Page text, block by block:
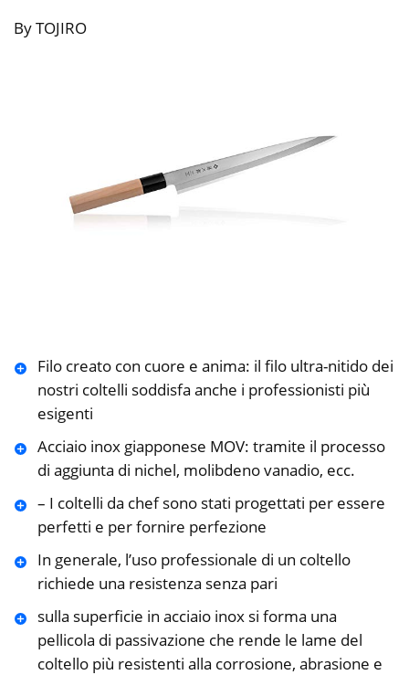
By TOJIRO
Filo creato con cuore e anima: il filo ultra-nitido dei
nostri coltelli soddisfa anche i professionisti più
esigenti
Acciaio inox giapponese MOV: tramite il processo
di aggiunta di nichel, molibdeno vanadio, ecc.
– I coltelli da chef sono stati progettati per essere
perfetti e per fornire perfezione
In generale, l’uso professionale di un coltello
richiede una resistenza senza pari
sulla superficie in acciaio inox si forma una
pellicola di passivazione che rende le lame del
coltello più resistenti alla corrosione, abrasione e